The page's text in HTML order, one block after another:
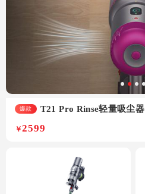
爆款 T21 Pro Rinse轻量吸尘器
￥2599